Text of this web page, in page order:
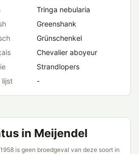
Tringa nebularia
Greenshank
Grünschenkel
Chevalier aboyeur
Strandlopers
lijst
-
in Meijendel
is geen broedgeval van deze soort in